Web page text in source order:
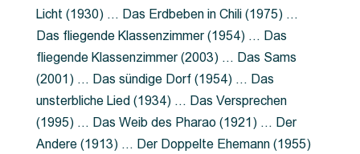
Licht (1930) … Das Erdbeben in Chili (1975) …
Das fliegende Klassenzimmer (1954) … Das
fliegende Klassenzimmer (2003) … Das Sams
(2001) … Das sündige Dorf (1954) … Das
unsterbliche Lied (1934) … Das Versprechen
(1995) … Das Weib des Pharao (1921) … Der
Andere (1913) … Der Doppelte Ehemann (1955)